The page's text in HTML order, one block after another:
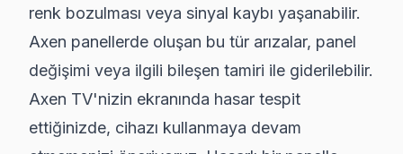
renk bozulması veya sinyal kaybı yaşanabilir.
Axen panellerde oluşan bu tür arızalar, panel
değişimi veya ilgili bileşen tamiri ile giderilebilir.
Axen TV'nizin ekranında hasar tespit
ettiğinizde, cihazı kullanmaya devam